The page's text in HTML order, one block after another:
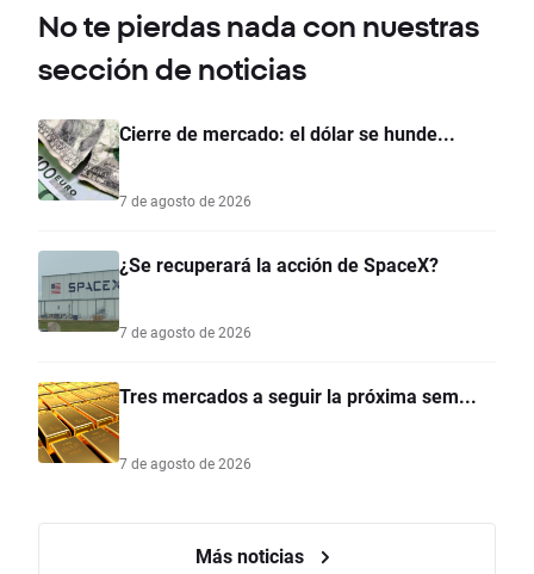
No te pierdas nada con nuestras
sección de noticias
Cierre de mercado: el dólar se hunde...
7 de agosto de 2026
¿Se recuperará la acción de SpaceX?
7 de agosto de 2026
Tres mercados a seguir la próxima sem...
7 de agosto de 2026
Más noticias